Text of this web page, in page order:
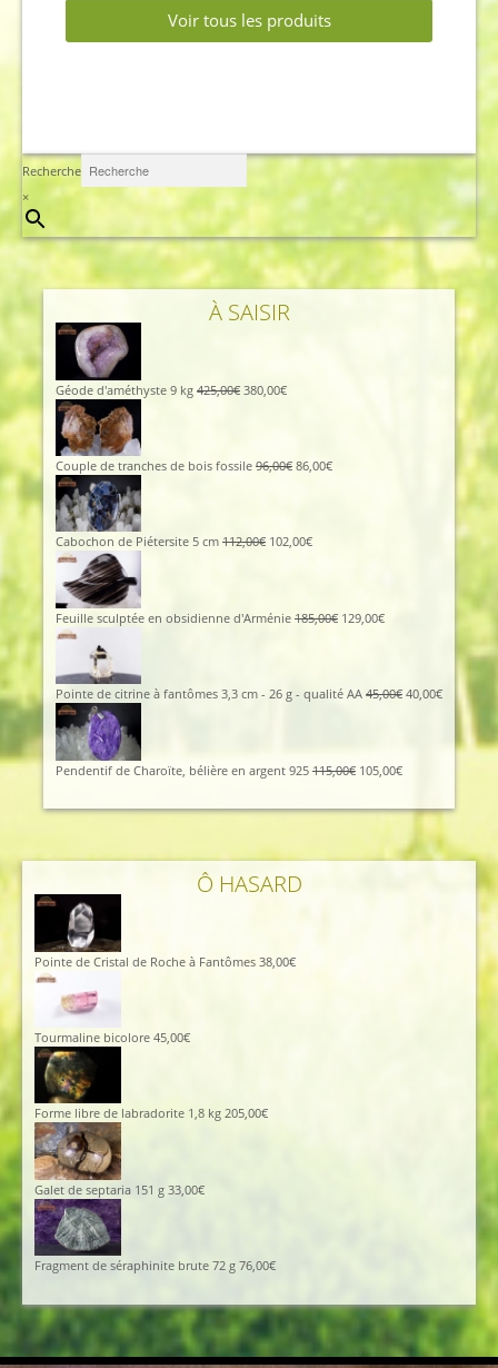
Voir tous les produits
Recherche
×
À SAISIR
Géode d'améthyste 9 kg 425,00€ 380,00€
Couple de tranches de bois fossile 96,00€ 86,00€
Cabochon de Piétersite 5 cm 112,00€ 102,00€
Feuille sculptée en obsidienne d'Arménie 185,00€ 129,00€
Pointe de citrine à fantômes 3,3 cm - 26 g - qualité AA 45,00€ 40,00€
Pendentif de Charoïte, bélière en argent 925 115,00€ 105,00€
Ô HASARD
Pointe de Cristal de Roche à Fantômes 38,00€
Tourmaline bicolore 45,00€
Forme libre de labradorite 1,8 kg 205,00€
Galet de septaria 151 g 33,00€
Fragment de séraphinite brute 72 g 76,00€